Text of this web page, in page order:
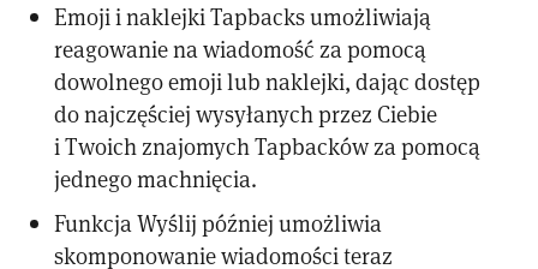
Emoji i naklejki Tapbacks umożliwiają
reagowanie na wiadomość za pomocą
dowolnego emoji lub naklejki, dając dostęp
do najczęściej wysyłanych przez Ciebie
i Twoich znajomych Tapbacków za pomocą
jednego machnięcia.
Funkcja Wyślij później umożliwia
skomponowanie wiadomości teraz